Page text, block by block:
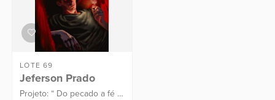
LOTE 69
Jeferson Prado
Projeto: “ Do pecado a fé “.